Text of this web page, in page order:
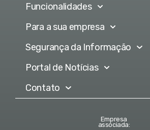
Funcionalidades
Para a sua empresa
Segurança da Informação
Portal de Notícias
Contato
Empresa
associada: